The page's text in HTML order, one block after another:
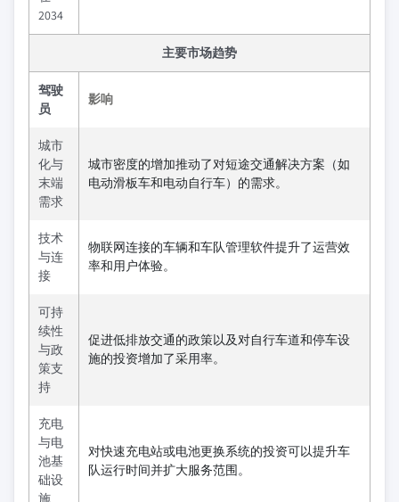
2034
主要市场趋势
驾驶
员
影响
城市
化与
末端
需求
城市密度的增加推动了对短途交通解决方案（如
电动滑板车和电动自行车）的需求。
技术
与连
接
物联网连接的车辆和车队管理软件提升了运营效
率和用户体验。
可持
续性
与政
策支
持
促进低排放交通的政策以及对自行车道和停车设
施的投资增加了采用率。
充电
与电
池基
础设
施
对快速充电站或电池更换系统的投资可以提升车
队运行时间并扩大服务范围。